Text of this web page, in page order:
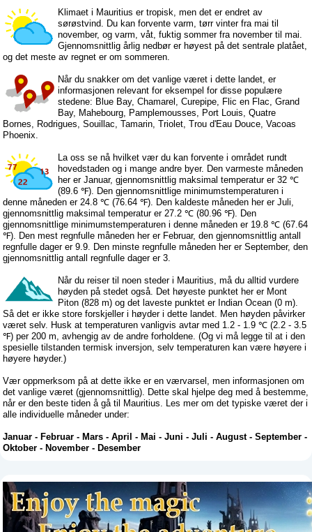
Klimaet i Mauritius er tropisk, men det er endret av
sørøstvind. Du kan forvente varm, tørr vinter fra mai til
november, og varm, våt, fuktig sommer fra november til mai.
Gjennomsnittlig årlig nedbør er høyest på det sentrale platået,
og det meste av regnet er om sommeren.
Når du snakker om det vanlige været i dette landet, er
informasjonen relevant for eksempel for disse populære
stedene: Blue Bay, Chamarel, Curepipe, Flic en Flac, Grand
Bay, Mahebourg, Pamplemousses, Port Louis, Quatre
Bornes, Rodrigues, Souillac, Tamarin, Triolet, Trou d'Eau Douce, Vacoas
Phoenix.
La oss se nå hvilket vær du kan forvente i området rundt
hovedstaden og i mange andre byer. Den varmeste måneden
her er Januar, gjennomsnittlig maksimal temperatur er 32 ℃
(89.6 ℉). Den gjennomsnittlige minimumstemperaturen i
denne måneden er 24.8 ℃ (76.64 ℉). Den kaldeste måneden her er Juli,
gjennomsnittlig maksimal temperatur er 27.2 ℃ (80.96 ℉). Den
gjennomsnittlige minimumstemperaturen i denne måneden er 19.8 ℃ (67.64
℉). Den mest regnfulle måneden her er Februar, den gjennomsnittlig antall
regnfulle dager er 9.9. Den minste regnfulle måneden her er September, den
gjennomsnittlig antall regnfulle dager er 3.
Når du reiser til noen steder i Mauritius, må du alltid vurdere
høyden på stedet også. Det høyeste punktet her er Mont
Piton (828 m) og det laveste punktet er Indian Ocean (0 m).
Så det er ikke store forskjeller i høyder i dette landet. Men høyden påvirker
været selv. Husk at temperaturen vanligvis avtar med 1.2 - 1.9 ℃ (2.2 - 3.5
℉) per 200 m, avhengig av de andre forholdene. (Og vi må legge til at i den
spesielle tilstanden termisk inversjon, selv temperaturen kan være høyere i
høyere høyder.)
Vær oppmerksom på at dette ikke er en værvarsel, men informasjonen om
det vanlige været (gjennomsnittlig). Dette skal hjelpe deg med å bestemme,
når er den beste tiden å gå til Mauritius. Les mer om det typiske været der i
alle individuelle måneder under:
Januar -Februar -Mars -April -Mai -Juni -Juli -August-September -
Oktober -November -Desember